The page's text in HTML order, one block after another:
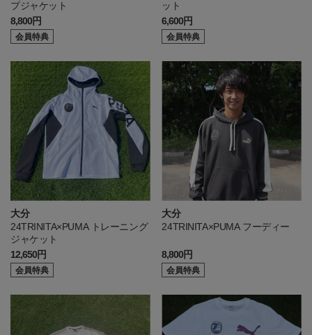
プジャケット
8,800円
会員特典
ット
6,600円
会員特典
大分
24TRINITA×PUMA トレーニング
ジャケット
12,650円
会員特典
大分
24TRINITA×PUMA フーディー
8,800円
会員特典